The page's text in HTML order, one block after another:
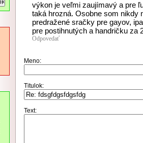
výkon je veľmi zaujímavý a pre
taká hrozná. Osobne som nikdy
predražené sračky pre gayov,
pre postihnutých a handričku za
Odpovedať
Meno:
Titulok:
Text: